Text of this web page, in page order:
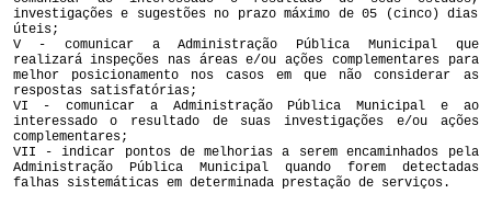
investigações e sugestões no prazo máximo de 05 (cinco) dias
úteis;
V - comunicar a Administração Pública Municipal que
realizará inspeções nas áreas e/ou ações complementares para
melhor posicionamento nos casos em que não considerar as
respostas satisfatórias;
VI - comunicar a Administração Pública Municipal e ao
interessado o resultado de suas investigações e/ou ações
complementares;
VII - indicar pontos de melhorias a serem encaminhados pela
Administração Pública Municipal quando forem detectadas
falhas sistemáticas em determinada prestação de serviços.